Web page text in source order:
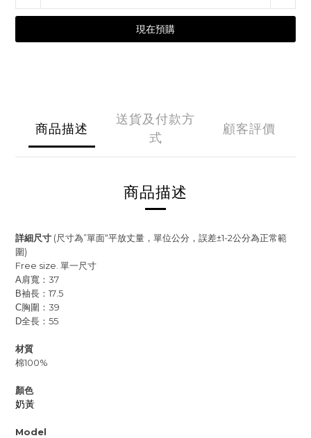
現在預購
商品描述
送貨及付款方
式
顧客評價
商品描述
詳細尺寸 (尺寸為”單面“平放丈量，單位公分，誤差±1-2公分為正常範
圍)
Free size. 單一尺寸
A肩寬：37
B袖長：17.5
C胸圍：39
D全長：55
材質
棉100%
顏色
奶黃
Model